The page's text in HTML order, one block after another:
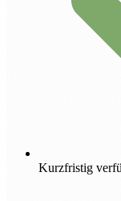
Kurzfristig